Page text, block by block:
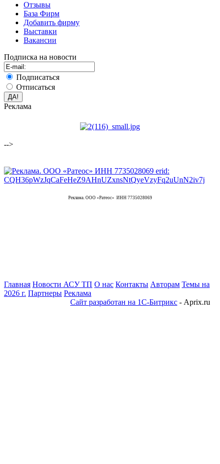
Отзывы
База Фирм
Добавить фирму
Выставки
Вакансии
Подписка на новости
Подписаться
Отписаться
Реклама
-->
Реклама. ООО «Ратеос» ИНН 7735028069
Главная Новости АСУ ТП О нас Контакты Авторам Темы на
2026 г. Партнеры Реклама
Сайт разработан на 1С-Битрикс - Aprix.ru